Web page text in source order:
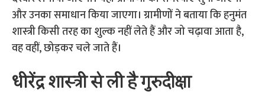
और उनका समाधान किया जाएगा। ग्रामीणों ने बताया कि हनुमंत
शास्त्री किसी तरह का शुल्क नहीं लेते हैं और जो चढ़ावा आता है,
वह वहीं, छोड़कर चले जाते हैं।
धीरेंद्र शास्त्री से ली है गुरुदीक्षा